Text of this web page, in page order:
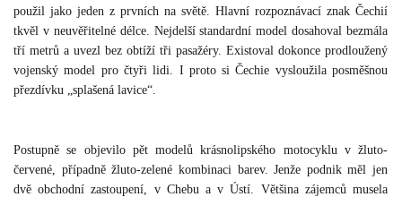
použil jako jeden z prvních na světě. Hlavní rozpoznávací znak Čechií
tkvěl v neuvěřitelné délce. Nejdelší standardní model dosahoval bezmála
tří metrů a uvezl bez obtíží tři pasažéry. Existoval dokonce prodloužený
vojenský model pro čtyři lidi. I proto si Čechie vysloužila posměšnou
přezdívku „splašená lavice“.
Postupně se objevilo pět modelů krásnolipského motocyklu v žluto-
červené, případně žluto-zelené kombinaci barev. Jenže podnik měl jen
dvě obchodní zastoupení, v Chebu a v Ústí. Většina zájemců musela